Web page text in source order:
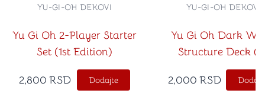
Yu Gi Oh 2-Player Starter
Set (1st Edition)
YU-GI-OH DEKOVI
2,800 RSD Dodajte
Yu Gi Oh Dark
Structure Deck
Edition)
YU-GI-OH DEKOVI
2,000 RSD